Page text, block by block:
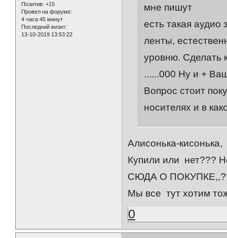
Позитив: +15
Провел на форуме:
4 часа 45 минут
Последний визит:
13-10-2019 13:53:22
мне пишут
есть такая аудио
ленты,
уровню. Сделать
......000 Ну и +
Вопрос стоит
носителях и в
Алисонька-
Купили или нет???
СЮДА О
Мы все тут хотим
0